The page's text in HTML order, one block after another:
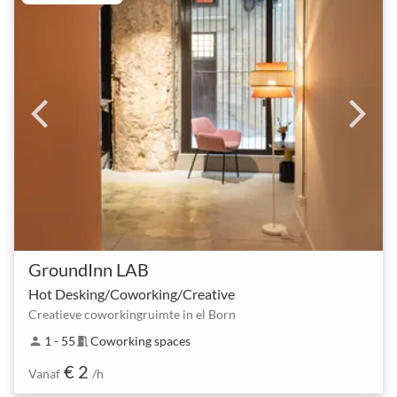
GroundInn LAB
Hot Desking/Coworking/Creative
Creatieve coworkingruimte in el Born
person 1 - 55 meeting_room Coworking spaces
Vanaf € 2 /h